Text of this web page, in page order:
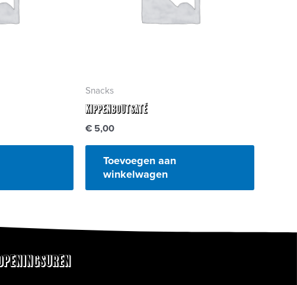
Snacks
Kippenboutsaté
€ 5,00
Toevoegen aan
winkelwagen